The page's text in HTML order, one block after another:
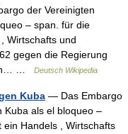
der Vereinigten
– span. für die
Wirtschafts und
gegen die Regierung
in… …
Deutsch Wikipedia
Kuba — Das Embargo
Kuba als el bloqueo –
Handels , Wirtschafts